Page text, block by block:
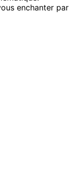
enchanter par